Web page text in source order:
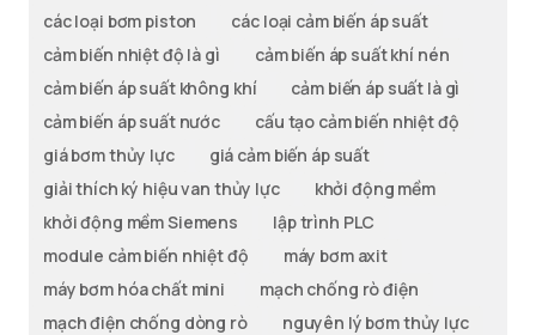
các loại bơm piston
các loại cảm biến áp suất
cảm biến nhiệt độ là gì
cảm biến áp suất khí nén
cảm biến áp suất không khí
cảm biến áp suất là gì
cảm biến áp suất nước
cấu tạo cảm biến nhiệt độ
giá bơm thủy lực
giá cảm biến áp suất
giải thích ký hiệu van thủy lực
khởi động mềm
khởi động mềm Siemens
lập trình PLC
module cảm biến nhiệt độ
máy bơm axit
máy bơm hóa chất mini
mạch chống rò điện
mạch điện chống dòng rò
nguyên lý bơm thủy lực